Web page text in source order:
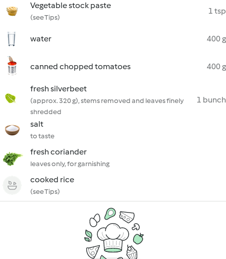
Vegetable stock paste
(see Tips)
1 tsp
water 400 g
canned chopped tomatoes 400 g
fresh silverbeet
(approx. 320 g), stems removed and leaves finely
shredded
1 bunch
salt
to taste
fresh coriander
leaves only, for garnishing
cooked rice
(see Tips)